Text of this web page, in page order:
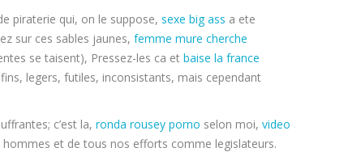
piraterie qui, on le suppose, sexe big ass a ete
sur ces sables jaunes, femme mure cherche
se taisent), Pressez-les ca et baise la france
legers, futiles, inconsistants, mais cependant
c’est la, ronda rousey porno selon moi, video
et de tous nos efforts comme legislateurs.